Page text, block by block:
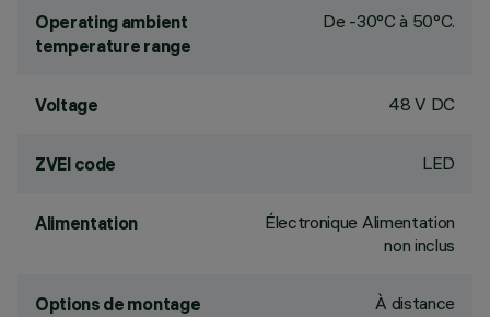
Operating ambient
temperature range
De -30°C à 50°C.
Voltage 48 V DC
ZVEI code LED
Alimentation
Électronique Alimentation
non inclus
Options de montage À distance